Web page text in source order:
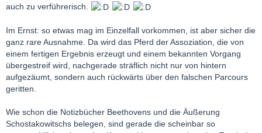
auch zu verführerisch.
Im Ernst: so etwas mag im Einzelfall vorkommen, ist aber sicher die
ganz rare Ausnahme. Da wird das Pferd der Assoziation, die von
einem fertigen Ergebnis erzeugt und einem bekannten Vorgang
übergestreif wird, nachgerade sträflich nicht nur von hintern
aufgezäumt, sondern auch rückwärts über den falschen Parcours
geritten.
Wie schon die Notizbücher Beethovens und die Äußerung
Schostakowitschs belegen, sind gerade die scheinbar so